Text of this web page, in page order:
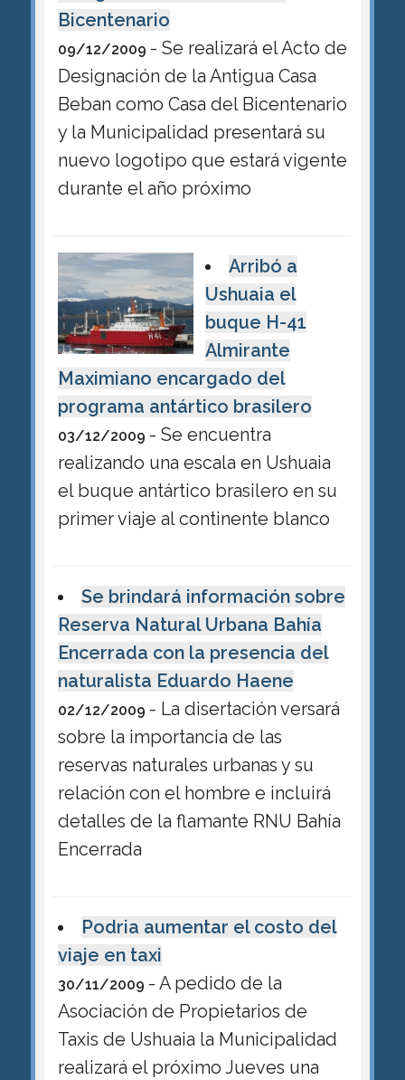
Bicentenario
09/12/2009 - Se realizará el Acto de
Designación de la Antigua Casa
Beban como Casa del Bicentenario
y la Municipalidad presentará su
nuevo logotipo que estará vigente
durante el año próximo
Arribó a
Ushuaia el
buque H-41
Almirante
Maximiano encargado del
programa antártico brasilero
03/12/2009 - Se encuentra
realizando una escala en Ushuaia
el buque antártico brasilero en su
primer viaje al continente blanco
Se brindará información sobre
Reserva Natural Urbana Bahía
Encerrada con la presencia del
naturalista Eduardo Haene
02/12/2009 - La disertación versará
sobre la importancia de las
reservas naturales urbanas y su
relación con el hombre e incluirá
detalles de la flamante RNU Bahía
Encerrada
Podria aumentar el costo del
viaje en taxi
30/11/2009 - A pedido de la
Asociación de Propietarios de
Taxis de Ushuaia la Municipalidad
realizará el próximo Jueves una